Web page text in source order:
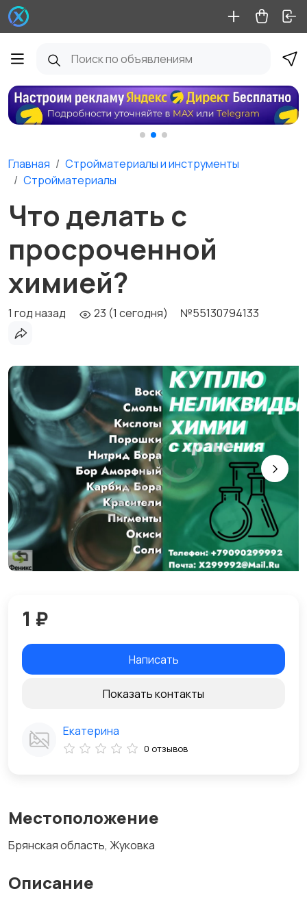
Главная
Стройматериалы и инструменты
Стройматериалы
Что делать с
просроченной
химией?
1 год назад 23 (1 сегодня) №55130794133
Местоположение
Брянская область, Жуковка
Описание
1 ₽
Написать
Показать контакты
Екатерина
0 отзывов